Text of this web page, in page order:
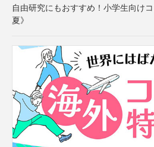
自由研究にもおすすめ！小学生向け
夏》